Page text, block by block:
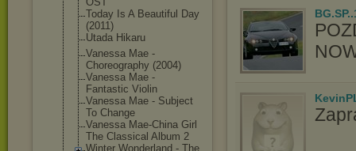
Today Is A Beautiful Day
(2011)
Utada Hikaru
Vanessa Mae -
Choreography (2004)
Vanessa Mae -
Fantastic Violin
Vanessa Mae - Subject
To Change
Vanessa Mae-China Girl
The Classical Album 2
Winter Wonderland - The